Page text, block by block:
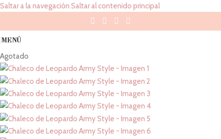
Saltar a la navegación Saltar al contenido principal
MENÚ
Agotado